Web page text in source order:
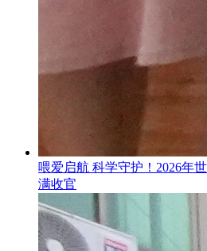
喂爱启航 科学守护！2026年
满收官